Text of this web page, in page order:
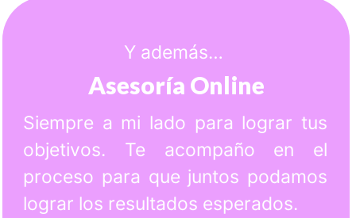
Y además…
Asesoría Online
Siempre a mi lado para lograr tus
objetivos. Te acompaño en el
proceso para que juntos podamos
lograr los resultados esperados.